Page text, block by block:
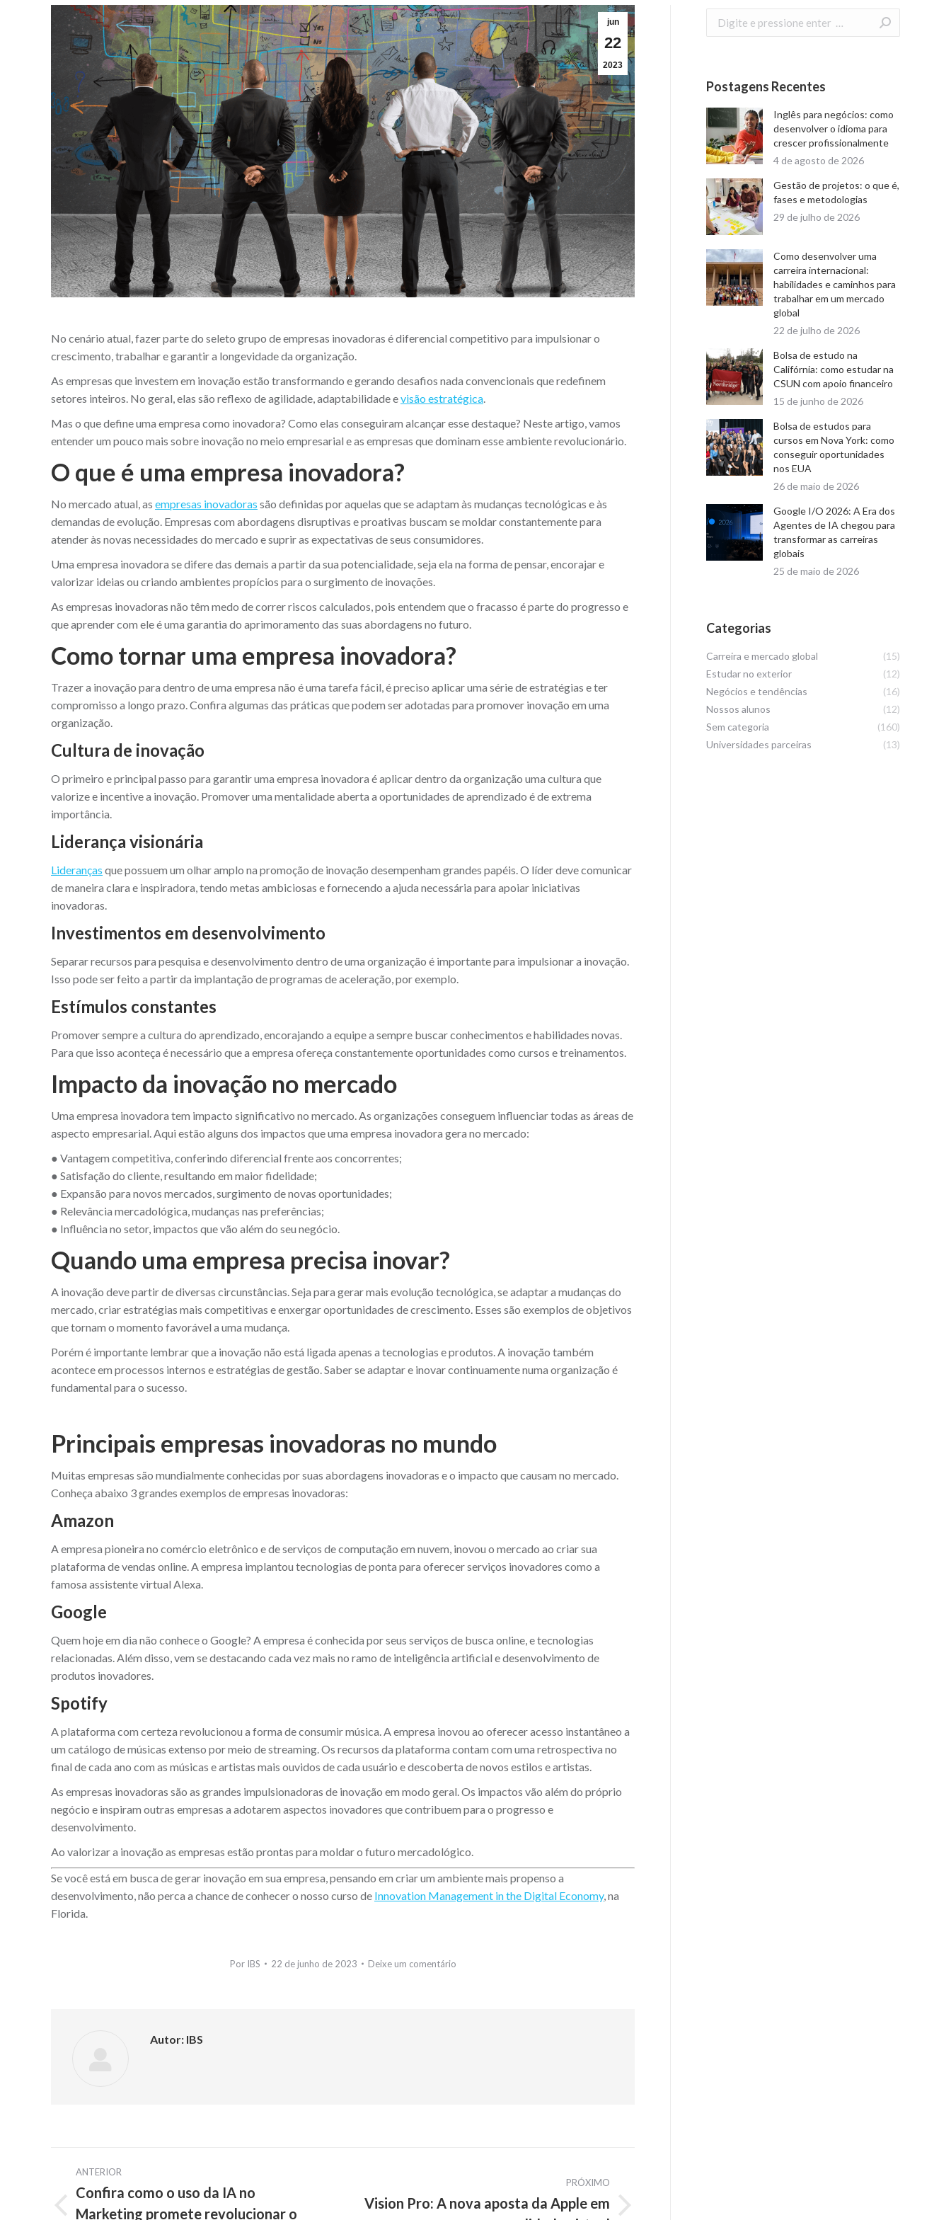
jun
22
2023
No cenário atual, fazer parte do seleto grupo de empresas inovadoras é diferencial competitivo para impulsionar o
crescimento, trabalhar e garantir a longevidade da organização.
As empresas que investem em inovação estão transformando e gerando desafios nada convencionais que redefinem
setores inteiros. No geral, elas são reflexo de agilidade, adaptabilidade evisão estratégica
Mas o que define uma empresa como inovadora? Como elas conseguiram alcançar esse destaque? Neste artigo, vamos
entender um pouco mais sobre inovação no meio empresarial e as empresas que dominam esse ambiente revolucionário.
O que é uma empresa inovadora?
No mercado atual, as empresas inovadoras são definidas por aquelas que se adaptam às mudanças tecnológicas e às
demandas de evolução. Empresas com abordagens disruptivas e proativas buscam se moldar constantemente para
atender às novas necessidades do mercado e suprir as expectativas de seus consumidores.
Uma empresa inovadora se difere das demais a partir da sua potencialidade, seja ela na forma de pensar, encorajar e
valorizar ideias ou criando ambientes propícios para o surgimento de inovações.
As empresas inovadoras não têm medo de correr riscos calculados, pois entendem que o fracasso é parte do progresso e
que aprender com ele é uma garantia do aprimoramento das suas abordagens no futuro.
Como tornar uma empresa inovadora?
Trazer a inovação para dentro de uma empresa não é uma tarefa fácil, é preciso aplicar uma série de estratégias e ter
compromisso a longo prazo. Confira algumas das práticas que podem ser adotadas para promover inovação em uma
organização.
Cultura de inovação
O primeiro e principal passo para garantir uma empresa inovadora é aplicar dentro da organização uma cultura que
valorize e incentive a inovação. Promover uma mentalidade aberta a oportunidades de aprendizado é de extrema
importância.
Liderança visionária
Lideranças que possuem um olhar amplo na promoção de inovação desempenham grandes papéis. O líder deve comunicar
de maneira clara e inspiradora, tendo metas ambiciosas e fornecendo a ajuda necessária para apoiar iniciativas
inovadoras.
Investimentos em desenvolvimento
Separar recursos para pesquisa e desenvolvimento dentro de uma organização é importante para impulsionar a inovação.
Isso pode ser feito a partir da implantação de programas de aceleração, por exemplo.
Estímulos constantes
Promover sempre a cultura do aprendizado, encorajando a equipe a sempre buscar conhecimentos e habilidades novas.
Para que isso aconteça é necessário que a empresa ofereça constantemente oportunidades como cursos e treinamentos.
Impacto da inovação no mercado
Uma empresa inovadora tem impacto significativo no mercado. As organizações conseguem influenciar todas as áreas de
aspecto empresarial. Aqui estão alguns dos impactos que uma empresa inovadora gera no mercado:
● Vantagem competitiva, conferindo diferencial frente aos concorrentes;
● Satisfação do cliente, resultando em maior fidelidade;
● Expansão para novos mercados, surgimento de novas oportunidades;
● Relevância mercadológica, mudanças nas preferências;
● Influência no setor, impactos que vão além do seu negócio.
Quando uma empresa precisa inovar?
A inovação deve partir de diversas circunstâncias. Seja para gerar mais evolução tecnológica, se adaptar a mudanças do
mercado, criar estratégias mais competitivas e enxergar oportunidades de crescimento. Esses são exemplos de objetivos
que tornam o momento favorável a uma mudança.
Porém é importante lembrar que a inovação não está ligada apenas a tecnologias e produtos. A inovação também
acontece em processos internos e estratégias de gestão. Saber se adaptar e inovar continuamente numa organização é
fundamental para o sucesso.
Principais empresas inovadoras no mundo
Muitas empresas são mundialmente conhecidas por suas abordagens inovadoras e o impacto que causam no mercado.
Conheça abaixo 3 grandes exemplos de empresas inovadoras:
Amazon
A empresa pioneira no comércio eletrônico e de serviços de computação em nuvem, inovou o mercado ao criar sua
plataforma de vendas online. A empresa implantou tecnologias de ponta para oferecer serviços inovadores como a
famosa assistente virtual Alexa.
Google
Quem hoje em dia não conhece o Google? A empresa é conhecida por seus serviços de busca online, e tecnologias
relacionadas. Além disso, vem se destacando cada vez mais no ramo de inteligência artificial e desenvolvimento de
produtos inovadores.
Spotify
A plataforma com certeza revolucionou a forma de consumir música. A empresa inovou ao oferecer acesso instantâneo a
um catálogo de músicas extenso por meio de streaming. Os recursos da plataforma contam com uma retrospectiva no
final de cada ano com as músicas e artistas mais ouvidos de cada usuário e descoberta de novos estilos e artistas.
As empresas inovadoras são as grandes impulsionadoras de inovação em modo geral. Os impactos vão além do próprio
negócio e inspiram outras empresas a adotarem aspectos inovadores que contribuem para o progresso e
desenvolvimento.
Ao valorizar a inovação as empresas estão prontas para moldar o futuro mercadológico.
Se você está em busca de gerar inovação em sua empresa, pensando em criar um ambiente mais propenso a
desenvolvimento, não perca a chance de conhecer o nosso curso de Innovation Management in the Digital Economy, na
Florida.
Por IBS 22 de junho de 2023 Deixe um comentário
Autor: IBS
Navegação
de
ANTERIOR
Post
Confira como o uso da IA no
Marketing promete revolucionar o
PRÓXIMO
Vision Pro: A nova aposta da Apple em
Postagens Recentes
Inglês para negócios: como
desenvolver o idioma para
crescer profissionalmente
4 de agosto de 2026
Gestão de projetos: o que é,
fases e metodologias
29 de julho de 2026
Como desenvolver uma
carreira internacional:
habilidades e caminhos para
trabalhar em um mercado
global
22 de julho de 2026
Bolsa de estudo na
Califórnia: como estudar na
CSUN com apoio financeiro
15 de junho de 2026
Bolsa de estudos para
cursos em Nova York: como
conseguir oportunidades
nos EUA
26 de maio de 2026
Google I/O 2026: A Era dos
Agentes de IA chegou para
transformar as carreiras
globais
25 de maio de 2026
Categorias
Carreira e mercado global
(15)
Estudar no exterior
(12)
Negócios e tendências
(16)
Nossos alunos
(12)
Sem categoria
(160)
Universidades parceiras
(13)